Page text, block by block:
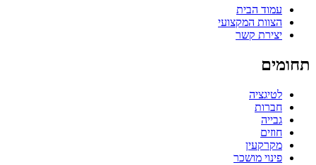
עמוד הבית
הצוות המקצועי
יצירת קשר
תחומים
לטיגציה
חברות
גבייה
חוזים
מקרקעין
פינוי מושכר